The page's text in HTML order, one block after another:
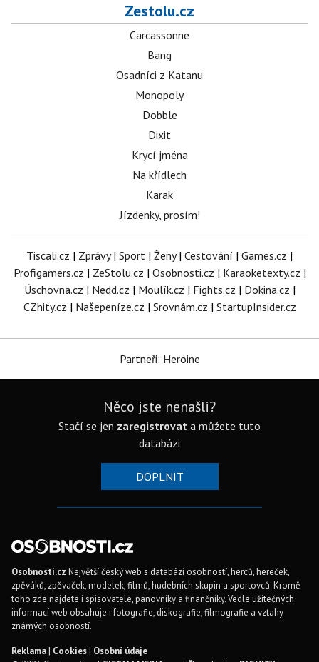
Zestolu.cz
Carcassonne
Bang
Osadníci z Katanu
Monopoly
Dobble
Dixit
Krycí jména
Na křídlech
Karak
Jízdenky, prosím!
Tiscali.cz | Zprávy| Sport | Ženy| Cestování | Games.cz |
Profigamers.cz | ZeStolu.cz | Osobnosti.cz | Karaoketexty.cz |
Úschovna.cz | Nedd.cz | Moulík.cz | Fights.cz | Dokina.cz |
CZhity.cz | Našepeníze.cz | Srovnám.cz | StartupInsider.cz
Partneři: Heroine
Něco jste nenašli?
Stačí se jen zaregistrovat a můžete tuto
databázi
DOPLNIT
Osobnosti.cz Největší český web s databází osobností, herců, hereček,
zpěváků, zpěvaček, modelek, filmů, hudebních skupin a sportovců. Kromě
toho zde najdete i spisovatele, panovníky a finančníky. Vedle užitečných
informací web obsahuje i fotografie, diskografie, filmografie a vztahy
známých osobností.
Reklama| Cookies| Osobní údaje